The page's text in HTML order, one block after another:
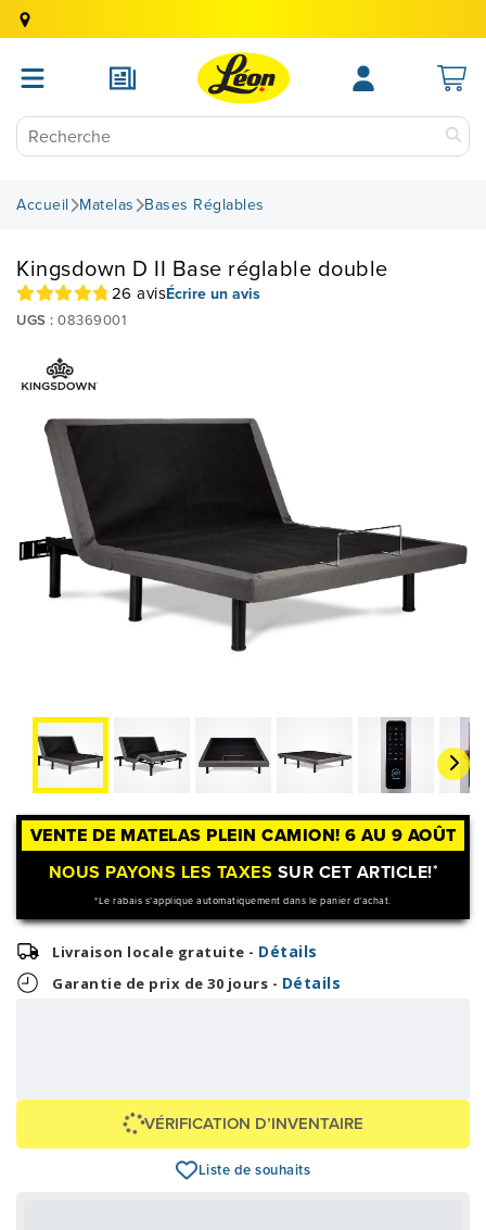
Accueil Matelas Bases Réglables
Kingsdown D II Base réglable double
26 avisÉcrire un avis
UGS : 08369001
VENTE DE MATELAS PLEIN CAMION! 6 AU 9 AOÛT
NOUS PAYONS LES TAXES SUR CET ARTICLE!*
*Le rabais s’applique automatiquement dans le panier d’achat.
Livraison locale gratuite - Détails
Garantie de prix de 30 jours - Détails
VÉRIFICATION D’INVENTAIRE
Liste de souhaits